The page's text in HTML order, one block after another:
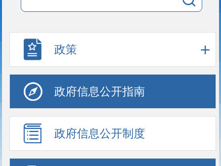
政策
政府信息公开指南
政府信息公开制度